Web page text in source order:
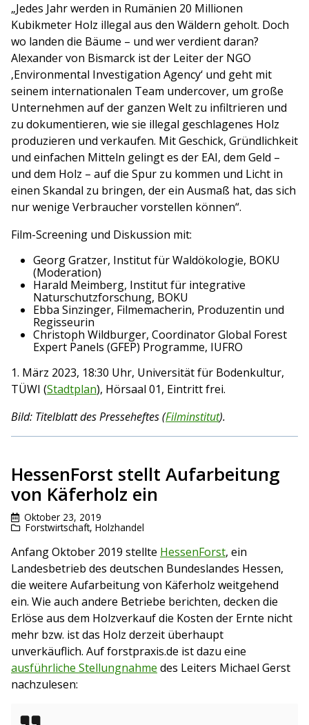
„Jedes Jahr werden in Rumänien 20 Millionen
Kubikmeter Holz illegal aus den Wäldern geholt. Doch
wo landen die Bäume – und wer verdient daran?
Alexander von Bismarck ist der Leiter der NGO
‚Environmental Investigation Agency‘ und geht mit
seinem internationalen Team undercover, um große
Unternehmen auf der ganzen Welt zu infiltrieren und
zu dokumentieren, wie sie illegal geschlagenes Holz
produzieren und verkaufen. Mit Geschick, Gründlichkeit
und einfachen Mitteln gelingt es der EAI, dem Geld –
und dem Holz – auf die Spur zu kommen und Licht in
einen Skandal zu bringen, der ein Ausmaß hat, das sich
nur wenige Verbraucher vorstellen können“.
Film-Screening und Diskussion mit:
Georg Gratzer, Institut für Waldökologie, BOKU
(Moderation)
Harald Meimberg, Institut für integrative
Naturschutzforschung, BOKU
Ebba Sinzinger, Filmemacherin, Produzentin und
Regisseurin
Christoph Wildburger, Coordinator Global Forest
Expert Panels (GFEP) Programme, IUFRO
1. März 2023, 18:30 Uhr, Universität für Bodenkultur,
TÜWI (Stadtplan), Hörsaal 01, Eintritt frei.
Bild: Titelblatt des Presseheftes (Filminstitut).
HessenForst stellt Aufarbeitung
von Käferholz ein
Oktober 23, 2019
Forstwirtschaft, Holzhandel
Anfang Oktober 2019 stellte HessenForst, ein
Landesbetrieb des deutschen Bundeslandes Hessen,
die weitere Aufarbeitung von Käferholz weitgehend
ein. Wie auch andere Betriebe berichten, decken die
Erlöse aus dem Holzverkauf die Kosten der Ernte nicht
mehr bzw. ist das Holz derzeit überhaupt
unverkäuflich. Auf forstpraxis.de ist dazu eine
ausführliche Stellungnahme des Leiters Michael Gerst
nachzulesen: